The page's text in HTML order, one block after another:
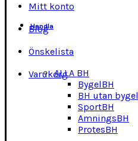
Mitt konto
Blog
Önskelista
Varukorg
Handla
ALLA BH
BygelBH
BH utan bygel
SportBH
AmningsBH
ProtesBH